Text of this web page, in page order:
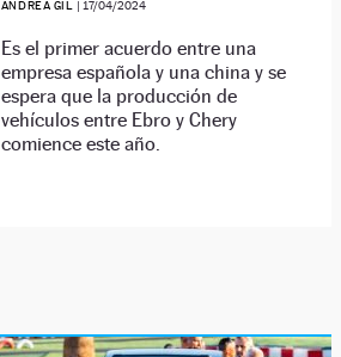
ANDREA GIL | 17/04/2024
Es el primer acuerdo entre una
empresa española y una china y se
espera que la producción de
vehículos entre Ebro y Chery
comience este año.